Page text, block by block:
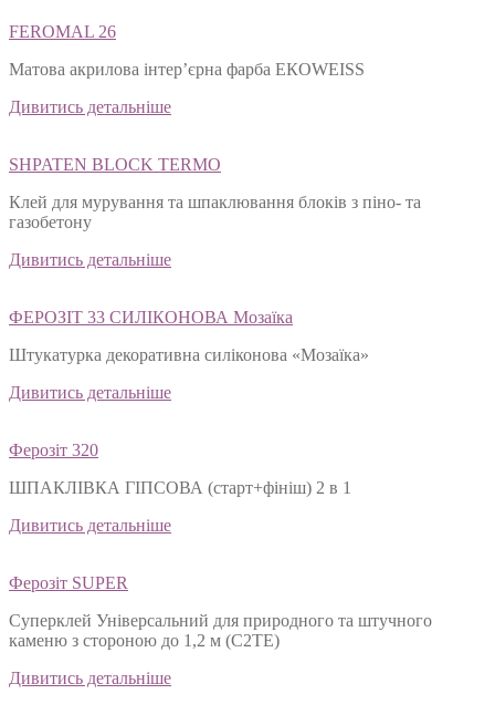
FEROMAL 26
Матова акрилова інтер’єрна фарба ЕКОWEISS
Дивитись детальніше
SHPATEN BLOСK TERMO
Клей для мурування та шпаклювання блоків з піно- та
газобетону
Дивитись детальніше
ФЕРОЗІТ 33 СИЛІКОНОВА Мозаїка
Штукатурка декоративна силіконова «Мозаїка»
Дивитись детальніше
Ферозіт 320
ШПАКЛІВКА ГІПСОВА (старт+фініш) 2 в 1
Дивитись детальніше
Ферозіт SUPER
Суперклей Універсальний для природного та штучного
каменю з стороною до 1,2 м (C2TЕ)
Дивитись детальніше